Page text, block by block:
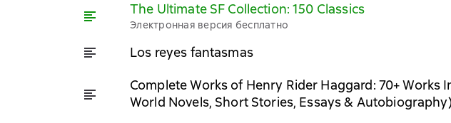
The Ultimate SF Collection: 150 Classics
Электронная версия бесплатно
Los reyes fantasmas
Complete Works of Henry Rider Haggard: 70+ Works
World Novels, Short Stories, Essays &